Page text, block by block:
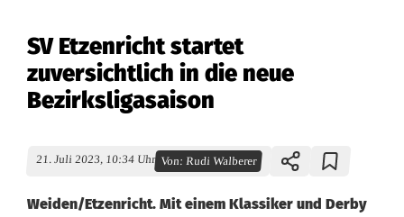
SV Etzenricht startet
zuversichtlich in die neue
Bezirksligasaison
21. Juli 2023, 10:34 Uhr Von:Rudi Walberer
Weiden/Etzenricht. Mit einem Klassiker und Derby